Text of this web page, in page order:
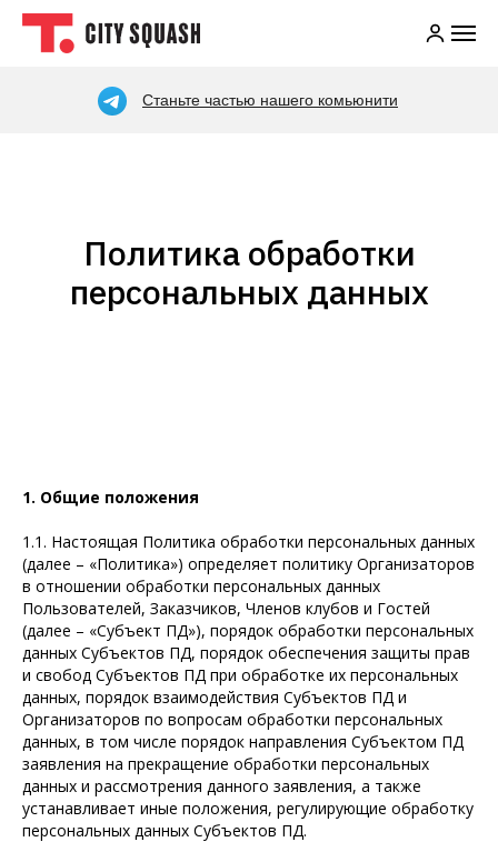
Станьте частью нашего комьюнити
Политика обработки
персональных данных
1. Общие положения
1.1. Настоящая Политика обработки персональных данных
(далее – «Политика») определяет политику Организаторов
в отношении обработки персональных данных
Пользователей, Заказчиков, Членов клубов и Гостей
(далее – «Субъект ПД»), порядок обработки персональных
данных Субъектов ПД, порядок обеспечения защиты прав
и свобод Субъектов ПД при обработке их персональных
данных, порядок взаимодействия Субъектов ПД и
Организаторов по вопросам обработки персональных
данных, в том числе порядок направления Субъектом ПД
заявления на прекращение обработки персональных
данных и рассмотрения данного заявления, а также
устанавливает иные положения, регулирующие обработку
персональных данных Субъектов ПД.